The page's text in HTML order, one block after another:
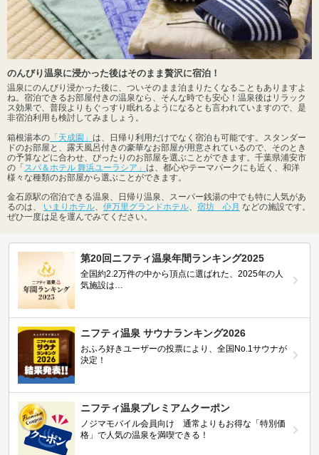
のんびり温泉に浸かった後はそのまま贅沢に宿泊！
温泉にのんびり浸かった後に、ついそのまま泊まりたくなることもありますよ
ね。宿泊できるお部屋付きの温泉なら、そんな時でも安心！温泉後はリラック
ス効果で、普段よりもぐっすり眠れるようになるとも言われていますので、是
非宿泊利用も検討してみましょう。
箱根湯本の 「天成園」 は、日帰り利用だけでなく宿泊も可能です。スタンダー
ドのお部屋と、露天風呂付きの豪華なお部屋が用意されているので、そのとき
の予算などに合わせ、ぴったりのお部屋を選ぶことができます。千葉県浦安市
の「スパ＆ホテル 舞浜ユーラシア」 は、都心やテーマパークにも近く、和洋
様々な種類のお部屋から選ぶことができます。
金石原駅の宿泊できる温泉、日帰り温泉、スーパー銭湯の中でも特に人気があ
るのは、 いまりホテル、 伊万里グランドホテル、 宿坊 心月 などの施設です。
ぜひ一度は足を運んでみてください。
第20回ニフティ温泉年間ランキング2025
全国約2.2万件の中から頂点に選ばれた、2025年の人
気施設は…
ニフティ温泉 サウナランキング2026
おふろ好きユーザーの投票により、全国No.1サウナが
決定！
ニフティ温泉プレミアムクーポン
ノジマモバイル会員向け 通常よりもお得な「特別価
格」で人気の温泉を満喫できる！